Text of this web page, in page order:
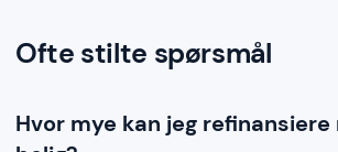
Ofte stilte spørsmål
Hvor mye kan jeg